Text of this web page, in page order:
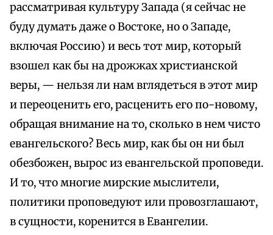
рассматривая культуру Запада (я сейчас не
буду думать даже о Востоке, но о Западе,
включая Россию) и весь тот мир, который
взошел как бы на дрожжах христианской
веры, — нельзя ли нам вглядеться в этот мир
и переоценить его, расценить его по-новому,
обращая внимание на то, сколько в нем чисто
евангельского? Весь мир, как бы он ни был
обезбожен, вырос из евангельской проповеди.
И то, что многие мирские мыслители,
политики проповедуют или провозглашают,
в сущности, коренится в Евангелии.